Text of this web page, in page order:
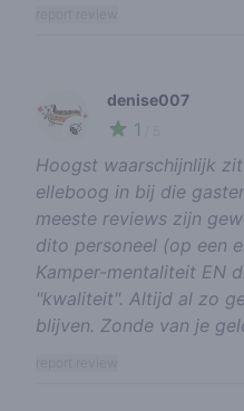
🍃
denise007
1
Hoogst waarschijnlijk
elleboog in bij die
meeste reviews zijn
dito personeel (op een
Kamper-mentaliteit EN
"kwaliteit". Altijd al zo
blijven. Zonde van je